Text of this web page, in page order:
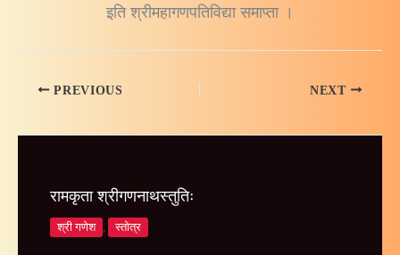
इति श्रीमहागणपतिविद्या समाप्ता ।
PREVIOUS NEXT
रामकृता श्रीगणनाथस्तुतिः
श्री गणेश स्तोत्र